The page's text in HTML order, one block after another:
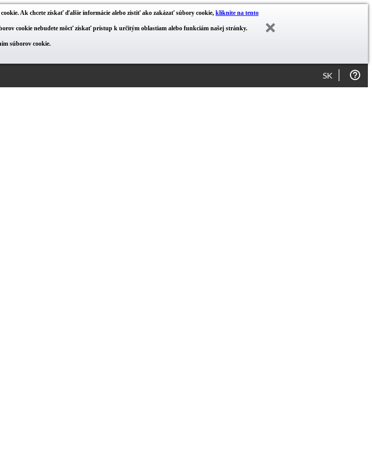
Ak chcete získať ďalšie informácie alebo zistiť ako zakázať súbory cookie, kliknite na tento
cookie nebudete môcť získať prístup k určitým oblastiam alebo funkciám našej stránky.
súborov cookie.
SK